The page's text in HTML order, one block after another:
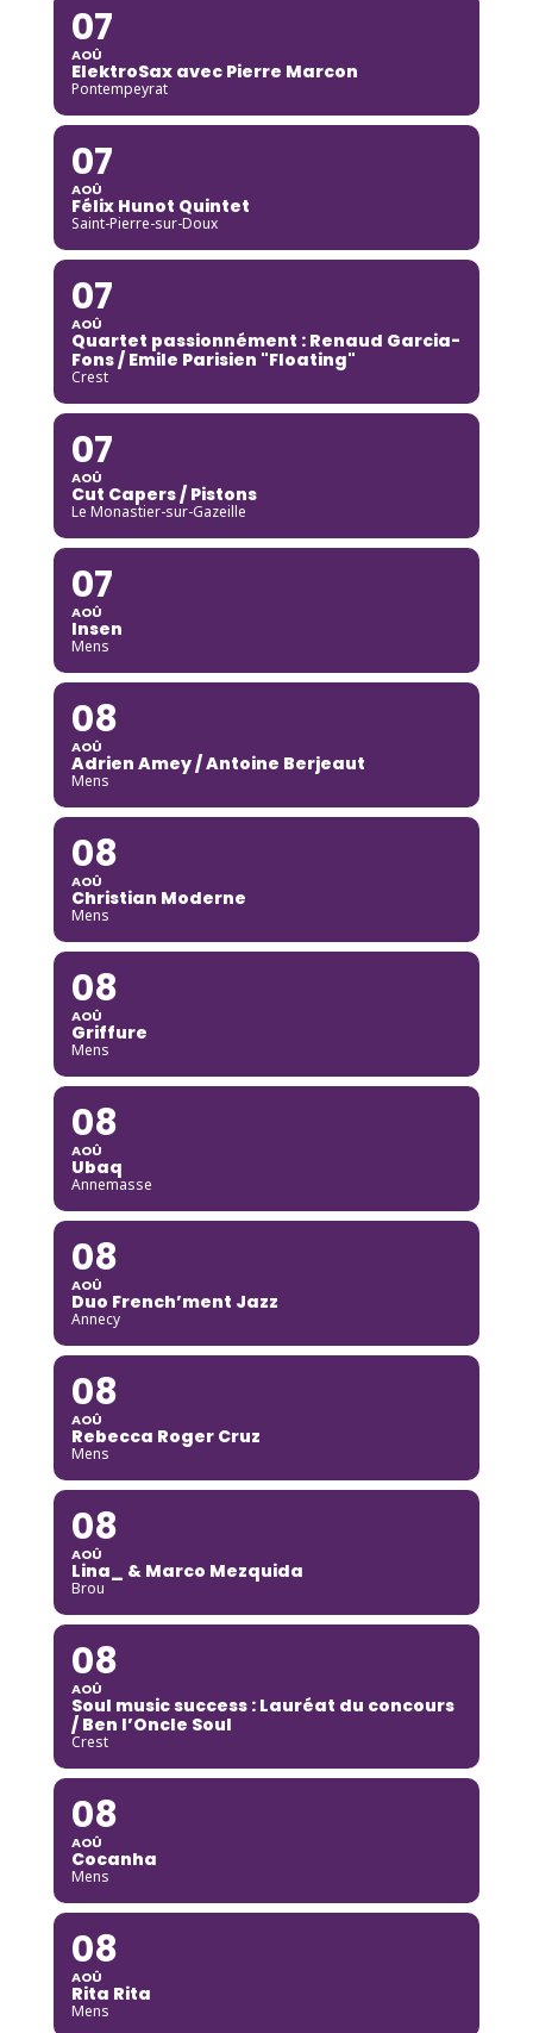
07
AOÛ
ElektroSax avec Pierre Marcon
Pontempeyrat
07
AOÛ
Félix Hunot Quintet
Saint-Pierre-sur-Doux
07
AOÛ
Quartet passionnément : Renaud Garcia-
Fons / Emile Parisien "Floating"
Crest
07
AOÛ
Cut Capers / Pistons
Le Monastier-sur-Gazeille
07
AOÛ
Insen
Mens
08
AOÛ
Adrien Amey / Antoine Berjeaut
Mens
08
AOÛ
Christian Moderne
Mens
08
AOÛ
Griffure
Mens
08
AOÛ
Ubaq
Annemasse
08
AOÛ
Duo French’ment Jazz
Annecy
08
AOÛ
Rebecca Roger Cruz
Mens
08
AOÛ
Lina_ & Marco Mezquida
Brou
08
AOÛ
Soul music success : Lauréat du concours
/ Ben l’Oncle Soul
Crest
08
AOÛ
Cocanha
Mens
08
AOÛ
Rita Rita
Mens